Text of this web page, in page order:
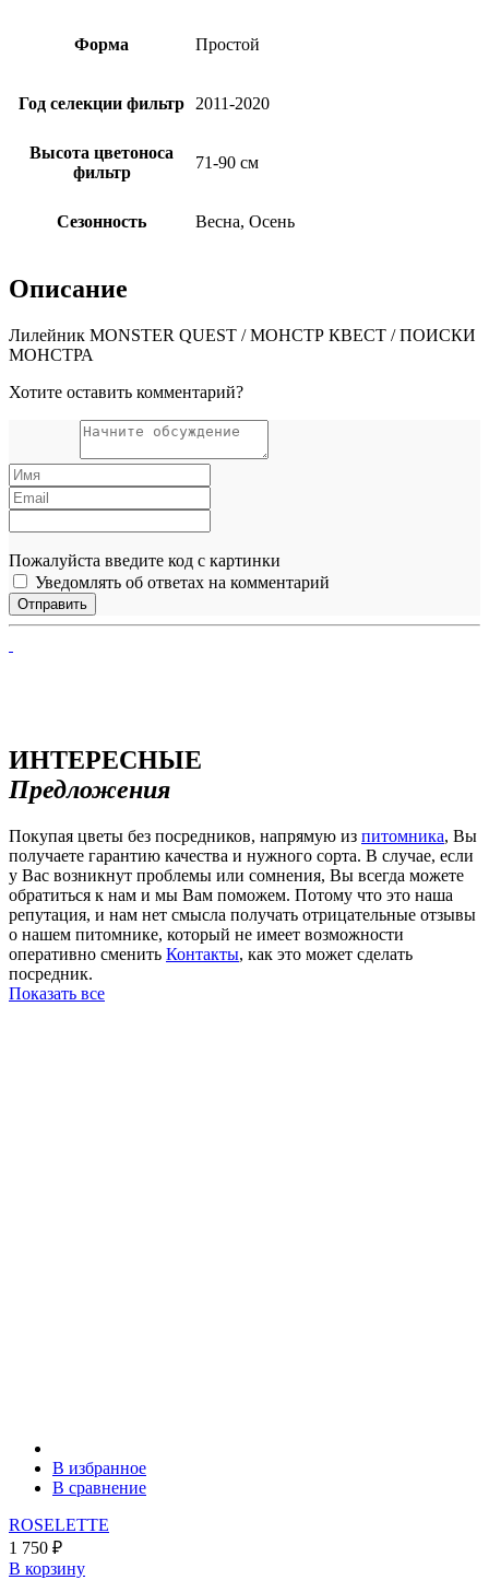
Форма Простой
Год селекции фильтр 2011-2020
Высота цветоноса
фильтр
71-90 см
Сезонность Весна, Осень
Описание
Лилейник MONSTER QUEST / МОНСТР КВЕСТ / ПОИСКИ
МОНСТРА
Хотите оставить комментарий?
Пожалуйста введите код с картинки
Уведомлять об ответах на комментарий
ИНТЕРЕСНЫЕ
Предложения
Покупая цветы без посредников, напрямую из питомника, Вы
получаете гарантию качества и нужного сорта. В случае, если
у Вас возникнут проблемы или сомнения, Вы всегда можете
обратиться к нам и мы Вам поможем. Потому что это наша
репутация, и нам нет смысла получать отрицательные отзывы
о нашем питомнике, который не имеет возможности
оперативно сменить Контакты, как это может сделать
посредник.
Показать все
В избранное
В сравнение
ROSELETTE
1 750 ₽
В корзину